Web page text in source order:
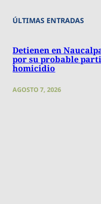
ÚLTIMAS ENTRADAS
Detienen en
por su probable
homicidio
AGOSTO 7, 2026